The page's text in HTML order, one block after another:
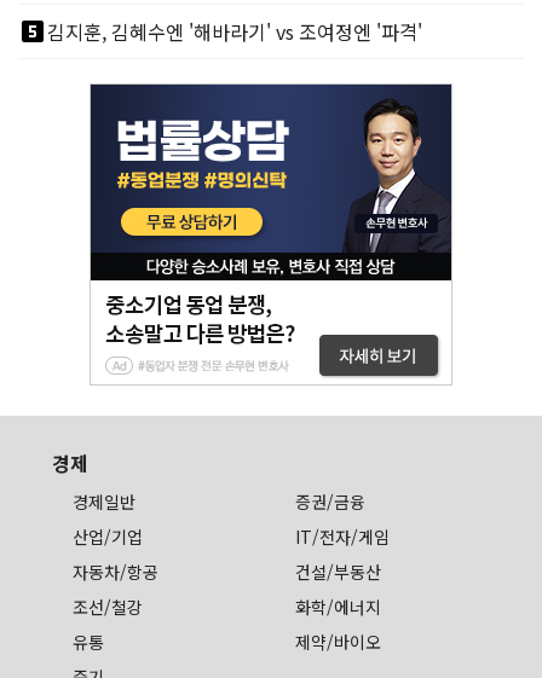
looks_5김지훈, 김혜수엔 '해바라기' vs 조여정엔 '파격'
경제
경제일반
증권/금융
산업/기업
IT/전자/게임
자동차/항공
건설/부동산
조선/철강
화학/에너지
유통
제약/바이오